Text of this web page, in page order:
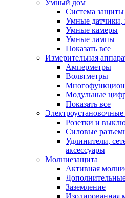
Умный дом
Система защиты
Умные датчики,
Умные камеры
Умные лампы
Показать все
Измерительная
Амперметры
Вольтметры
Модульные
Показать все
Электроустановочные
Розетки и
Силовые
Удлинители,
аксессуары
Молниезащита
Активная
Заземление
Изолированная